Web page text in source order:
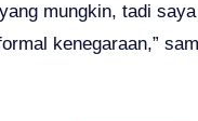
mungkin, tadi
kenegaraan,”